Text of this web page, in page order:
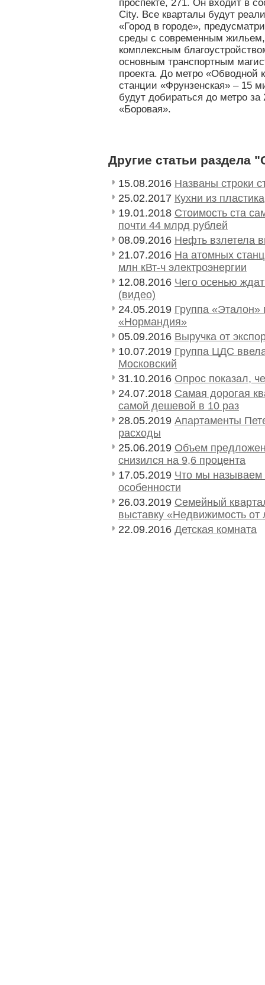
проспекте, 271. Он входит в
City. Все кварталы будут
«Город в городе»,
среды с современным
комплексным
основным транспортным
проекта. До метро «Обводной
станции «Фрунзенская» – 15
будут добираться до метро
«Боровая».
Другие статьи раздела
15.08.2016 Названы строки
25.02.2017 Кухни из пластика
19.01.2018 Стоимость ста
почти 44 млрд рублей
08.09.2016 Нефть взлетела
21.07.2016 На атомных
млн кВт-ч электроэнергии
12.08.2016 Чего осенью
(видео)
24.05.2019 Группа «Эталон»
«Нормандия»
05.09.2016 Выручка от
10.07.2019 Группа ЦДС
Московский
31.10.2016 Опрос показал,
24.07.2018 Самая дорогая
самой дешевой в 10 раз
28.05.2019 Апартаменты
расходы
25.06.2019 Объем
снизился на 9,6 процента
17.05.2019 Что мы
особенности
26.03.2019 Семейный
выставку «Недвижимость от
22.09.2016 Детская комната